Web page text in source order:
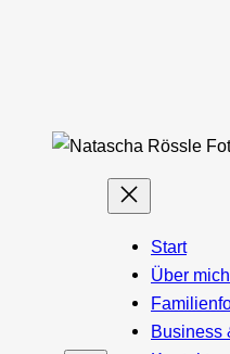
Start
Über mich
Business